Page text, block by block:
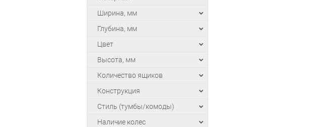
Ширина, мм
Глубина, мм
Цвет
Высота, мм
Количество ящиков
Конструкция
Стиль (тумбы/комоды)
Наличие колес